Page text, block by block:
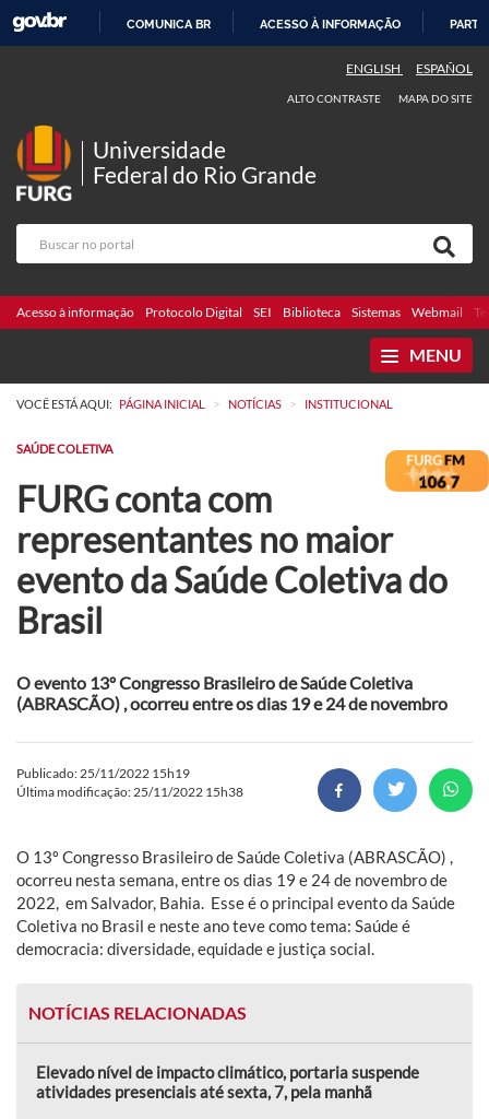
COMUNICA BR ACESSO À INFORMAÇÃO
ENGLISH ESPAÑOL
ALTO CONTRASTE MAPA DO SITE
Universidade
Federal do Rio Grande
Acesso à informação Protocolo Digital SEI Biblioteca Sistemas Webmail
MENU
VOCÊ ESTÁ AQUI: PÁGINA INICIAL > NOTÍCIAS > INSTITUCIONAL
SAÚDE COLETIVA
FURG conta com
representantes no maior
evento da Saúde Coletiva do
Brasil
O evento 13º Congresso Brasileiro de Saúde Coletiva
(ABRASCÃO) , ocorreu entre os dias 19 e 24 de novembro
Publicado: 25/11/2022 15h19
Última modificação: 25/11/2022 15h38
O 13º Congresso Brasileiro de Saúde Coletiva (ABRASCÃO) ,
ocorreu nesta semana, entre os dias 19 e 24 de novembro de
2022, em Salvador, Bahia. Esse é o principal evento da Saúde
Coletiva no Brasil e neste ano teve como tema: Saúde é
democracia: diversidade, equidade e justiça social.
NOTÍCIAS RELACIONADAS
Elevado nível de impacto climático, portaria suspende
atividades presenciais até sexta, 7, pela manhã